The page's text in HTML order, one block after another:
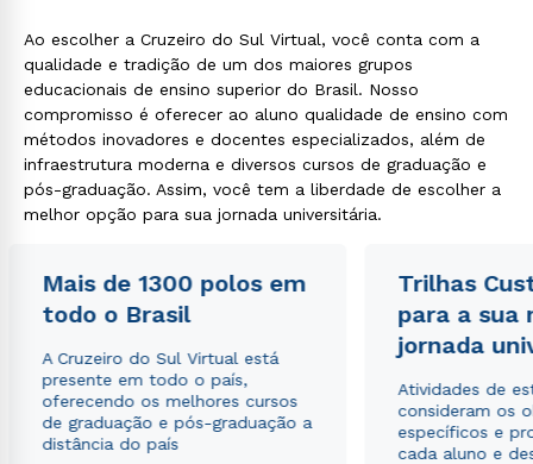
Ao escolher a Cruzeiro do Sul Virtual, você conta com a
qualidade e tradição de um dos maiores grupos
educacionais de ensino superior do Brasil. Nosso
compromisso é oferecer ao aluno qualidade de ensino com
métodos inovadores e docentes especializados, além de
infraestrutura moderna e diversos cursos de graduação e
pós-graduação. Assim, você tem a liberdade de escolher a
melhor opção para sua jornada universitária.
Mais de 1300 polos em
todo o Brasil
A Cruzeiro do Sul Virtual está
presente em todo o país,
oferecendo os melhores cursos
de graduação e pós-graduação a
distância do país
Trilhas
para a sua
jornada
Atividades de
consideram os
específicos e
cada aluno e
Rápido e fácil